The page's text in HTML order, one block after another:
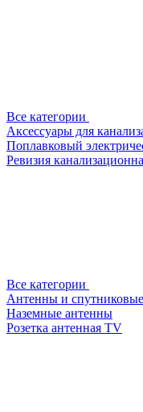
Все категории
Аксессуары для
Поплавковый
Ревизия
Все категории
Антенны и
Наземные антенны
Розетка антенная TV